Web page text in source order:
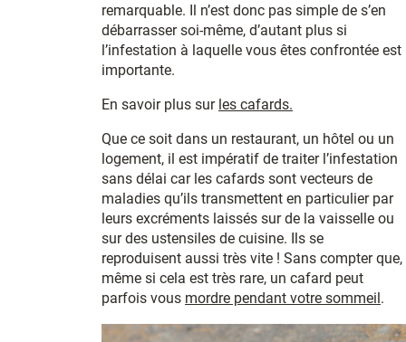
remarquable. Il n’est donc pas simple de s’en
débarrasser soi-même, d’autant plus si
l’infestation à laquelle vous êtes confrontée est
importante.
En savoir plus sur les cafards.
Que ce soit dans un restaurant, un hôtel ou un
logement, il est impératif de traiter l’infestation
sans délai car les cafards sont vecteurs de
maladies qu’ils transmettent en particulier par
leurs excréments laissés sur de la vaisselle ou
sur des ustensiles de cuisine. Ils se
reproduisent aussi très vite ! Sans compter que,
même si cela est très rare, un cafard peut
parfois vous mordre pendant votre sommeil .